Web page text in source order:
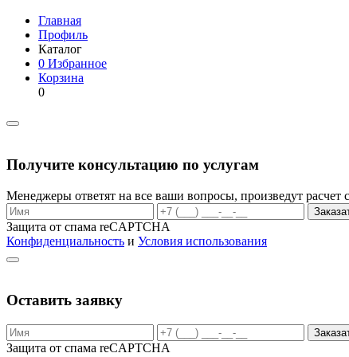
Главная
Профиль
Каталог
0 Избранное
Корзина
0
Получите консультацию по услугам
Менеджеры ответят на все ваши вопросы, произведут расчет
Защита от спама reCAPTCHA
Конфиденциальность и Условия использования
Оставить заявку
Защита от спама reCAPTCHA